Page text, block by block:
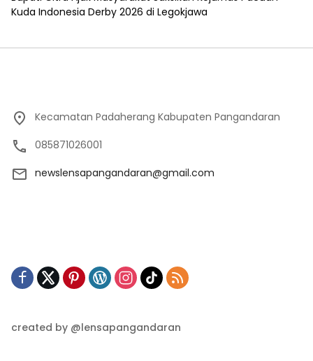
Kuda Indonesia Derby 2026 di Legokjawa
Kecamatan Padaherang Kabupaten Pangandaran
085871026001
newslensapangandaran@gmail.com
created by @lensapangandaran